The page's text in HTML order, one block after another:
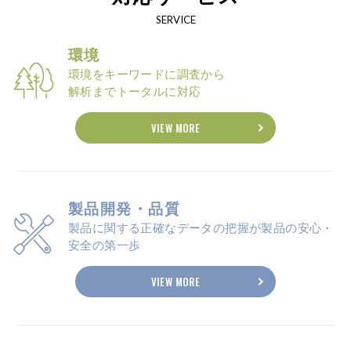
SERVICE
環境
環境をキーワードに調査から
解析までトータルに対応
VIEW MORE
製品開発・品質
製品に関する正確なデータの把握が製品の安心・
安全の第一歩
VIEW MORE